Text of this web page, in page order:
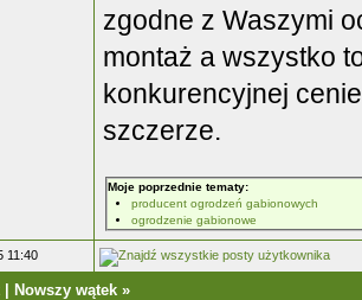
zgodne z Waszymi
montaż a wszystko
konkurencyjnej
szczerze.
Moje poprzednie tematy:
producent ogrodzeń gabionowych
ogrodzenie gabionowe
11:40
| Nowszy wątek »